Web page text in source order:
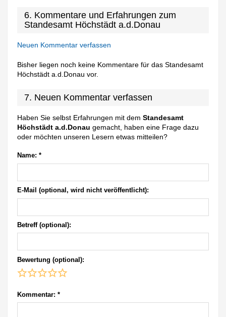
6. Kommentare und Erfahrungen zum
Standesamt Höchstädt a.d.Donau
Neuen Kommentar verfassen
Bisher liegen noch keine Kommentare für das Standesamt
Höchstädt a.d.Donau vor.
7. Neuen Kommentar verfassen
Haben Sie selbst Erfahrungen mit demStandesamt
Höchstädt a.d.Donau gemacht, haben eine Frage dazu
oder möchten unseren Lesern etwas mitteilen?
Name: *
E-Mail (optional, wird nicht veröffentlicht):
Betreff (optional):
Bewertung (optional):
Kommentar: *